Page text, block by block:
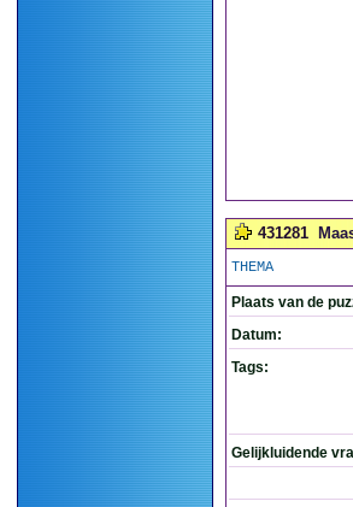
431281
THEMA
Plaats van de
Datum:
Tags:
Gelijkluidende